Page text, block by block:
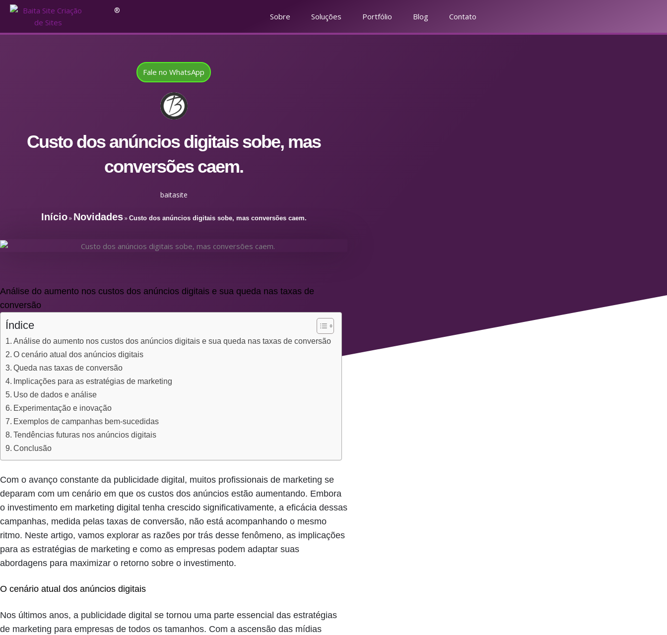
®
Sobre Soluções Portfólio Blog Contato
Fale no WhatsApp
Custo dos anúncios digitais sobe, mas
conversões caem.
baitasite
Início» Novidades» Custo dos anúncios digitais sobe, mas conversões caem.
Análise do aumento nos custos dos anúncios digitais e sua queda nas taxas de
conversão
Índice
Análise do aumento nos custos dos anúncios digitais e sua queda nas taxas de conversão
O cenário atual dos anúncios digitais
Queda nas taxas de conversão
Implicações para as estratégias de marketing
Uso de dados e análise
Experimentação e inovação
Exemplos de campanhas bem-sucedidas
Tendências futuras nos anúncios digitais
Conclusão
Com o avanço constante da publicidade digital, muitos profissionais de marketing se
deparam com um cenário em que os custos dos anúncios estão aumentando. Embora
o investimento em marketing digital tenha crescido significativamente, a eficácia dessas
campanhas, medida pelas taxas de conversão, não está acompanhando o mesmo
ritmo. Neste artigo, vamos explorar as razões por trás desse fenômeno, as implicações
para as estratégias de marketing e como as empresas podem adaptar suas
abordagens para maximizar o retorno sobre o investimento.
O cenário atual dos anúncios digitais
Nos últimos anos, a publicidade digital se tornou uma parte essencial das estratégias
de marketing para empresas de todos os tamanhos. Com a ascensão das mídias